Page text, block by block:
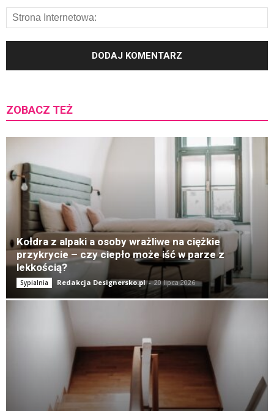
ZOBACZ TEŻ
Kołdra z alpaki a osoby wrażliwe na ciężkie
przykrycie – czy ciepło może iść w parze z
lekkością?
Sypialnia Redakcja Designersko.pl - 20 lipca 2026